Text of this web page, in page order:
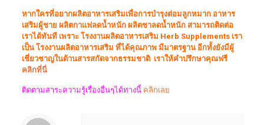
หากใครที่อยากผลิตอาหารเสริมเพื่อการบำรุงต่อมลูกหมาก อาหาร
เสริมผู้ชาย ผลิตกาแฟลดน้ำหนัก ผลิตชาลดน้ำหนัก สามารถติดต่อ
เราได้ทันที เพราะ โรงงานผลิตอาหารเสริม Herb Supplements เรา
เป็น โรงงานผลิตอาหารเสริม ที่ได้คุณภาพ มีมาตรฐาน อีกทั้งยังมีผู้
เชี่ยวชาญในด้านสารสกัดจากธรรมชาติ เราให้คำปรึกษาคุณฟรี
คลิกที่นี่
ติดตามสาระความรู้เรื่องอื่นๆได้ทางนี้ คลิกเลย